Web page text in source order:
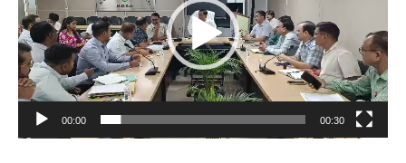
e
o
P
l
a
00:00 00:30